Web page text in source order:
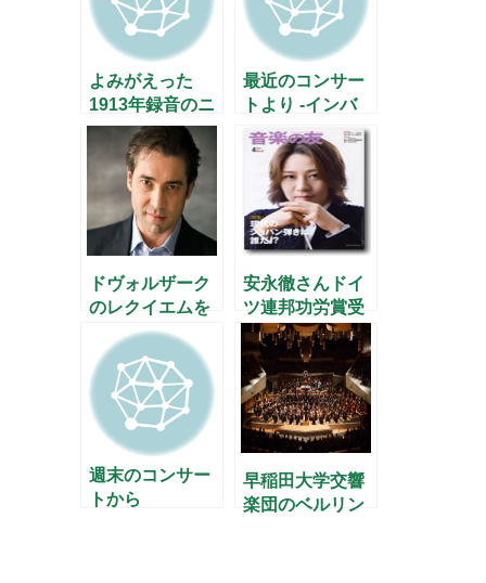
よみがえった
1913年録音のニ
キシュの「運
命」
最近のコンサー
トより -インバ
ル、アントニー
ニ、フィガロ
etc-
ドヴォルザーク
のレクイエムを
安永徹さんドイ
ツ連邦功労賞受
章 - 「音楽の
友」4月号 –
週末のコンサー
トから
早稲田大学交響
楽団のベルリン